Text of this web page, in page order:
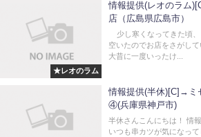
★レオのラム
情報提供(レオのラム
店（広島県広島市）
少し寒くなってきた頃、
空いたのでお店をさがし
大昔に一度いったけ...
情報提供(半休)[C]→ミ
④(兵庫県神戸市)
半休さんこんにちは！ 情
いつも串カツが気になっ